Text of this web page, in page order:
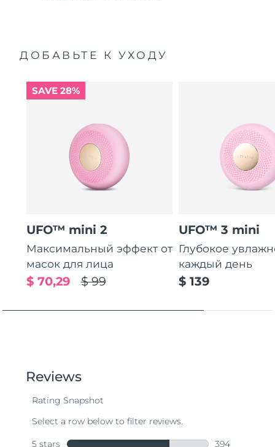
ДОБАВЬТЕ К УХОДУ
SAVE 28%
UFO™ mini 2
Максимальный эффект от
масок для лица
$ 99
$ 70,29
UFO™ 3 mini
Глубокое
каждый день
$ 139